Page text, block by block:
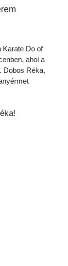
Karate Do of
ahol a
Dobos Réka,